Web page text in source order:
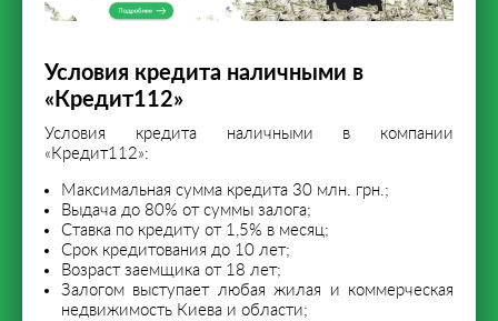
Условия кредита наличными в
«Кредит112»
Условия кредита наличными в компании
«Кредит112»:
Максимальная сумма кредита 30 млн. грн.;
Выдача до 80% от суммы залога;
Ставка по кредиту от 1,5% в месяц;
Срок кредитования до 10 лет;
Возраст заемщика от 18 лет;
Залогом выступает любая жилая и коммерческая
недвижимость Киева и области;